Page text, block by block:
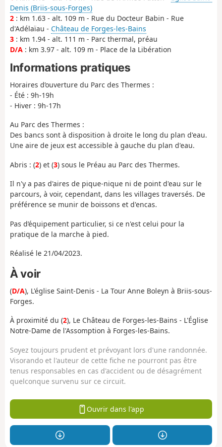
Denis (Briis-sous-Forges)
2 : km 1.63 - alt. 109 m - Rue du Docteur Babin - Rue
d'Adélaïau - Château de Forges-les-Bains
3 : km 1.94 - alt. 111 m - Parc thermal, préau
D/A : km 3.97 - alt. 109 m - Place de la Libération
Informations pratiques
Horaires d’ouverture du Parc des Thermes :
- Été : 9h-19h
- Hiver : 9h-17h
Au Parc des Thermes :
Des bancs sont à disposition à droite le long du plan d'eau.
Une aire de jeux est accessible à gauche du plan d'eau.
Abris : (2) et (3) sous le Préau au Parc des Thermes.
Il n'y a pas d'aires de pique-nique ni de point d'eau sur le
parcours, à voir, cependant, dans les villages traversés. De
préférence se munir de boissons et d'encas.
Pas d’équipement particulier, si ce n'est celui pour la
pratique de la marche à pied.
Réalisé le 21/04/2023.
À voir
(D/A), L'église Saint-Denis - La Tour Anne Boleyn à Briis-sous-
Forges.
À proximité du (2), Le Château de Forges-les-Bains - L'Église
Notre-Dame de l'Assomption à Forges-les-Bains.
Soyez toujours prudent et prévoyant lors d'une randonnée.
Visorando et l'auteur de cette fiche ne pourront pas être
tenus responsables en cas d'accident ou de désagrément
quelconque survenu sur ce circuit.
Ouvrir dans l'app